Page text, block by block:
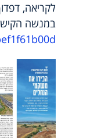
לקריאה,
במנשה